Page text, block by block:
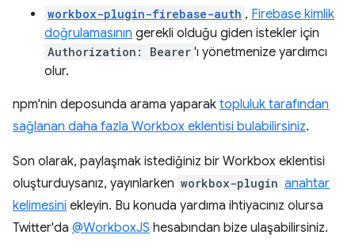
workbox-plugin-firebase-auth , Firebase kimlik
doğrulamasının gerekli olduğu giden istekler için
Authorization: Bearer 'ı yönetmenize yardımcı
olur.
npm'nin deposunda arama yaparak topluluk tarafından
sağlanan daha fazla Workbox eklentisi bulabilirsiniz.
Son olarak, paylaşmak istediğiniz bir Workbox eklentisi
oluşturduysanız, yayınlarken workbox-plugin anahtar
kelimesini ekleyin. Bu konuda yardıma ihtiyacınız olursa
Twitter'da @WorkboxJS hesabından bize ulaşabilirsiniz.